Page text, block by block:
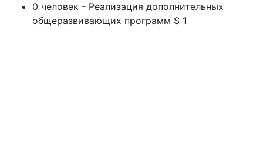
0 человек - Реализация дополнительных
общеразвивающих программ S 1